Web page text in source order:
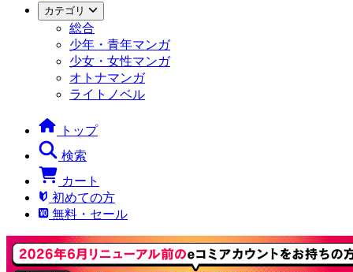
カテゴリ
総合
少年・青年マンガ
少女・女性マンガ
オトナマンガ
ライトノベル
トップ
検索
カート
初めての方
無料・セール